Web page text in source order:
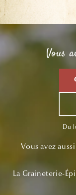
Vous
Du
Vous avez
La Graineterie-